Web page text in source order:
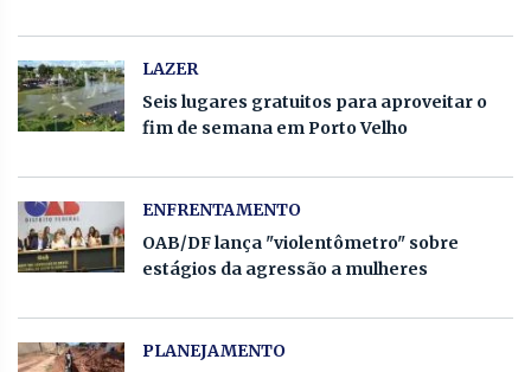
LAZER
Seis lugares gratuitos para aproveitar o
fim de semana em Porto Velho
ENFRENTAMENTO
OAB/DF lança "violentômetro" sobre
estágios da agressão a mulheres
PLANEJAMENTO